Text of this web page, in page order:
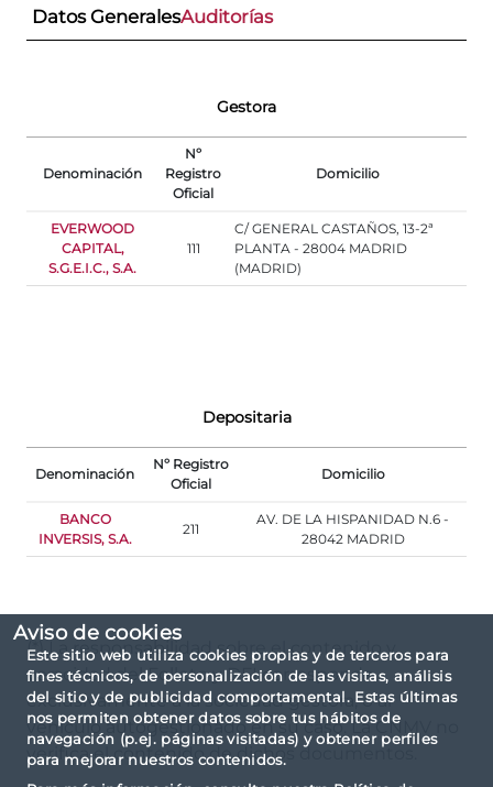
Aviso de cookies
Este sitio web utiliza cookies propias y de terceros para
fines técnicos, de personalización de las visitas, análisis
del sitio y de publicidad comportamental. Estas últimas
nos permiten obtener datos sobre tus hábitos de
navegación (p.ej. páginas visitadas) y obtener perfiles
para mejorar nuestros contenidos.
Datos GeneralesAuditorías
Gestora
Denominación
Nº
Registro
Oficial
Domicilio
EVERWOOD
CAPITAL,
S.G.E.I.C., S.A.
111
C/ GENERAL CASTAÑOS, 13-2ª
PLANTA - 28004 MADRID
(MADRID)
Depositaria
Denominación
Nº Registro
Oficial
Domicilio
BANCO
INVERSIS, S.A.
211
AV. DE LA HISPANIDAD N.6 -
28042 MADRID
(*) La responsabilidad sobre el contenido y
veracidad del Folleto y DFI corresponde
exclusivamente a la sociedad gestora, o al
vehículo autogestionado en su caso. La CNMV no
verifica el contenido de dichos documentos.